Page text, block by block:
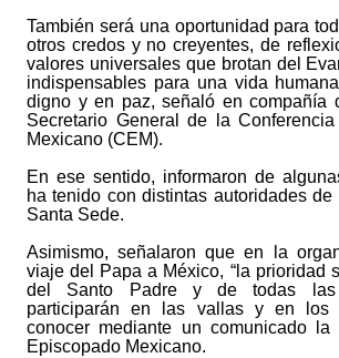
También será una oportunidad para
otros credos y no creyentes, de
valores universales que brotan del
indispensables para una vida
digno y en paz, señaló en compañía
Secretario General de la
Mexicano (CEM).
En ese sentido, informaron de
ha tenido con distintas autoridades
Santa Sede.
Asimismo, señalaron que en la
viaje del Papa a México, “la prioridad
del Santo Padre y de todas las
participarán en las vallas y en los
conocer mediante un comunicado la
Episcopado Mexicano.